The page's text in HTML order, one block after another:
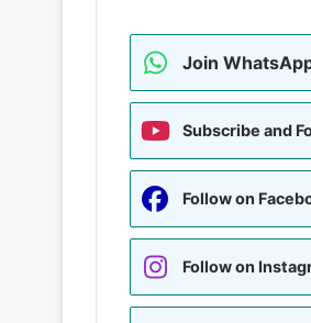
Join
Subscribe and
Follow on
Follow on